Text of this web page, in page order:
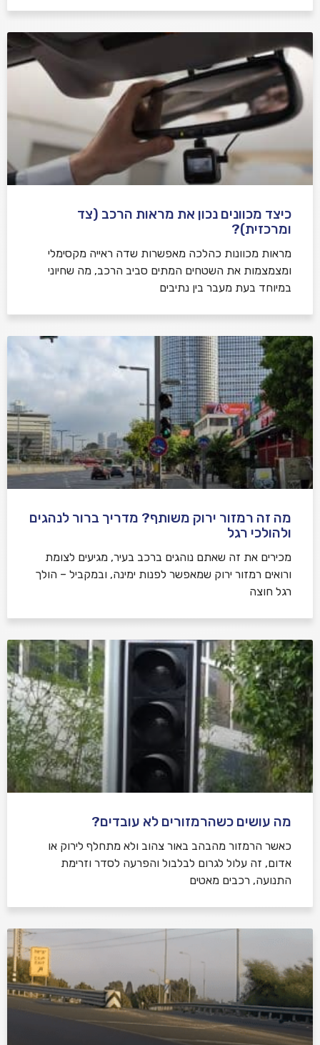
כיצד מכוונים נכון את מראות הרכב (צד
ומרכזית)?
מראות מכוונות כהלכה מאפשרות שדה ראייה מקסימלי
ומצמצמות את השטחים המתים סביב הרכב, מה שחיוני
במיוחד בעת מעבר בין נתיבים
מה זה רמזור ירוק משותף? מדריך ברור לנהגים
ולהולכי רגל
מכירים את זה שאתם נוהגים ברכב בעיר, מגיעים לצומת
ורואים רמזור ירוק שמאפשר לפנות ימינה, ובמקביל – הולך
רגל חוצה
מה עושים כשהרמזורים לא עובדים?
כאשר הרמזור מהבהב באור צהוב ולא מתחלף לירוק או
אדום, זה עלול לגרום לבלבול והפרעה לסדר וזרימת
התנועה, רכבים מאטים